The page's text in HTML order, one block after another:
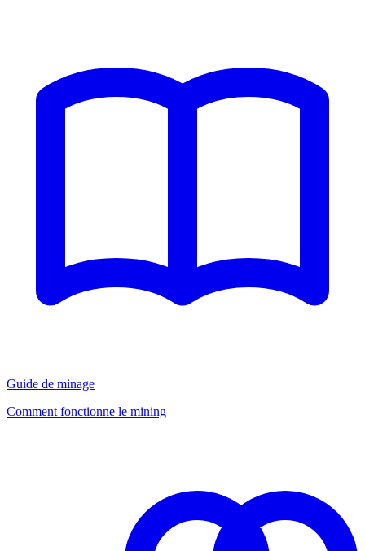
Guide de minage
Comment fonctionne le mining